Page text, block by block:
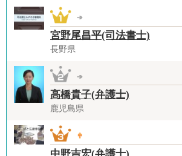
宮野尾昌平(司法書士)
長野県
高橋貴子(弁護士)
鹿児島県